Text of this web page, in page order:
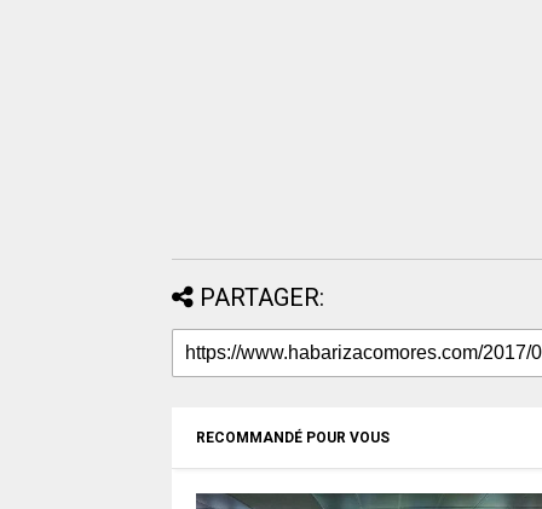
PARTAGER:
RECOMMANDÉ POUR VOUS